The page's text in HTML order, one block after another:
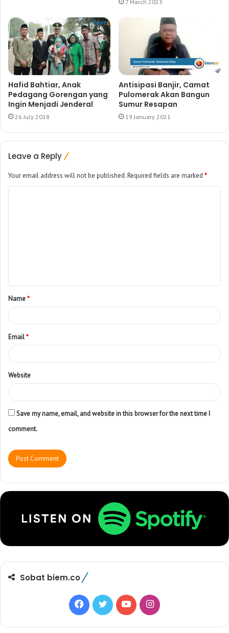
7 March 2023
Hafid Bahtiar, Anak
Pedagang Gorengan yang
Ingin Menjadi Jenderal
26 July 2018
Antisipasi Banjir, Camat
Pulomerak Akan Bangun
Sumur Resapan
19 January 2021
Leave a Reply
Your email address will not be published.Required fields are marked *
Name*
Email*
Website
Save my name, email, and website in this browser for the next time I
comment.
Sobat biem.co
F
a
T
w
Y
o
I
n